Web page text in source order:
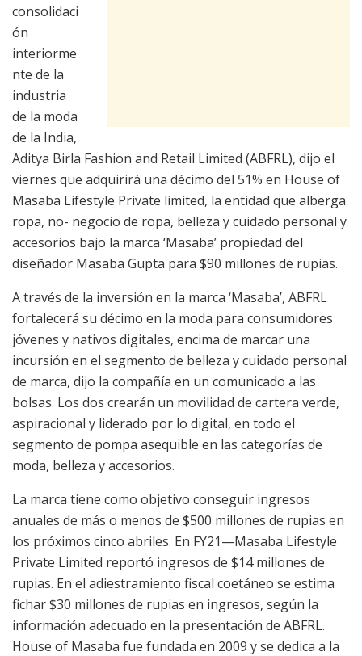
consolidaci
ón
interiorme
nte de la
industria
de la moda
de la India,
Aditya Birla Fashion and Retail Limited (ABFRL), dijo el
viernes que adquirirá una décimo del 51% en House of
Masaba Lifestyle Private limited, la entidad que alberga
ropa, no- negocio de ropa, belleza y cuidado personal y
accesorios bajo la marca ‘Masaba’ propiedad del
diseñador Masaba Gupta para $90 millones de rupias.
A través de la inversión en la marca ‘Masaba’, ABFRL
fortalecerá su décimo en la moda para consumidores
jóvenes y nativos digitales, encima de marcar una
incursión en el segmento de belleza y cuidado personal
de marca, dijo la compañía en un comunicado a las
bolsas. Los dos crearán un movilidad de cartera verde,
aspiracional y liderado por lo digital, en todo el
segmento de pompa asequible en las categorías de
moda, belleza y accesorios.
La marca tiene como objetivo conseguir ingresos
anuales de más o menos de $500 millones de rupias en
los próximos cinco abriles. En FY21—Masaba Lifestyle
Private Limited reportó ingresos de $14 millones de
rupias. En el adiestramiento fiscal coetáneo se estima
fichar$30 millones de rupias en ingresos, según la
información adecuado en la presentación de ABFRL.
House of Masaba fue fundada en 2009 y se dedica a la